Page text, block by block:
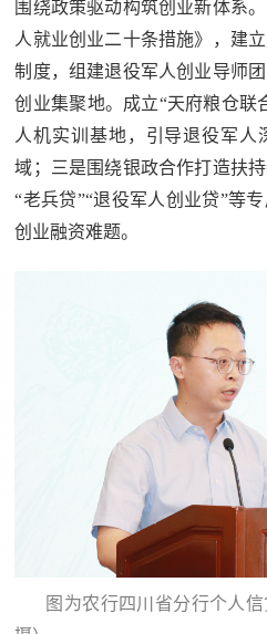
围绕政策驱动构筑创业新体系
人就业创业二十条措施》，建
制度，组建退役军人创业导师
创业集聚地。成立“天府粮仓联
人机实训基地，引导退役军人
域；三是围绕银政合作打造扶
“老兵贷”“退役军人创业贷”等
创业融资难题。
图为农行四川省分行个人